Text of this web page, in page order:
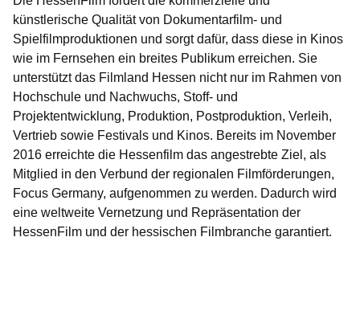
künstlerische Qualität von Dokumentarfilm- und
Spielfilmproduktionen und sorgt dafür, dass diese in Kinos
wie im Fernsehen ein breites Publikum erreichen. Sie
unterstützt das Filmland Hessen nicht nur im Rahmen von
Hochschule und Nachwuchs, Stoff- und
Projektentwicklung, Produktion, Postproduktion, Verleih,
Vertrieb sowie Festivals und Kinos. Bereits im November
2016 erreichte die Hessenfilm das angestrebte Ziel, als
Mitglied in den Verbund der regionalen Filmförderungen,
Focus Germany, aufgenommen zu werden. Dadurch wird
eine weltweite Vernetzung und Repräsentation der
HessenFilm und der hessischen Filmbranche garantiert.